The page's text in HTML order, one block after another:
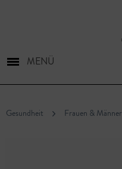
MENÜ
Gesundheit Frauen & Männer